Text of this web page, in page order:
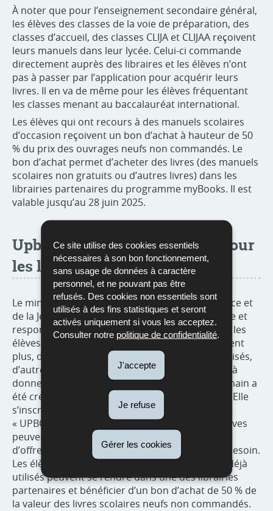
Ce site utilise des cookies essentiels
nécessaires à son bon fonctionnement,
sans usage de données à caractère
personnel, et ne pouvant pas être
refusés. Des cookies non essentiels sont
utilisés à des fins statistiques et seront
activés uniquement si vous les acceptez.
Consulter notre politique de confidentialité.
J'accepte
Je refuse
Gérer les cookies
À noter que pour l’enseignement secondaire général,
les élèves des classes de la voie de préparation, des
classes d’accueil, des classes CLIJA et CLIJAA reçoivent
leurs manuels dans leur lycée. Celui-ci commande
directement auprès des libraires et les élèves n’ont
pas à passer par l’application pour acquérir leurs
livres. Il en va de même pour les élèves fréquentant
les classes menant au baccalauréat international.
Les élèves qui ont recours à des manuels scolaires
d’occasion reçoivent un bon d’achat à hauteur de 50
% du prix des ouvrages neufs non commandés. Le
bon d’achat permet d’acheter des livres (des manuels
scolaires non gratuits ou d’autres livres) dans les
librairies partenaires du programme myBooks. Il est
valable jusqu’au 28 juin 2025.
Upbooking : une seconde vie pour
les livres scolaires
Le ministère de l’Éducation nationale, de l’Enfance et
de la Jeunesse encourage une utilisation durable et
responsable des manuels scolaires en appelant les
élèves à donner les livres scolaires qu’ils n’utilisent
plus, d’une part, et à acquérir des livres déjà utilisés,
d’autre part. Une plateforme qui aide les élèves à
donner ou à rechercher des livres de seconde main a
été créée cette année sur
www.upbooking.lu
. Elle
s’inscrit dans la continuité de la campagne
« UPBOOKING » lancée l’année dernière. Les élèves
peuvent créer un compte, gérer leurs annonces
d’offres et rechercher les manuels dont ils ont besoin.
Les élèves récupérant ainsi des livres scolaires déjà
utilisés peuvent se rendre dans une des librairies
partenaires et bénéficier d’un bon d’achat de 50 % de
la valeur des livres scolaires neufs non commandés.